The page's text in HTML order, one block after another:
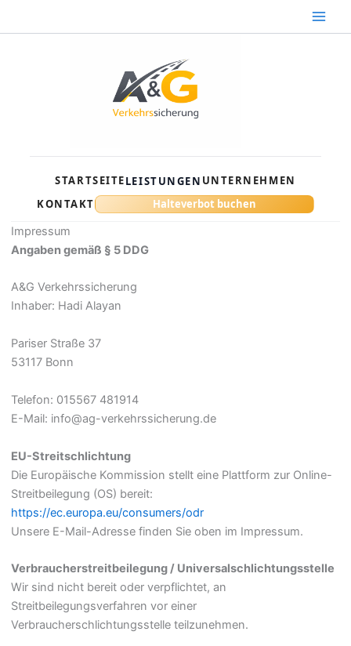
STARTSEITELEISTUNGEN UNTERNEHMEN
KONTAKT
Halteverbot buchen
Impressum
Angaben gemäß § 5 DDG
A&G Verkehrssicherung
Inhaber: Hadi Alayan
Pariser Straße 37
53117 Bonn
Telefon: 015567 481914
E-Mail: info@ag-verkehrssicherung.de
EU-Streitschlichtung
Die Europäische Kommission stellt eine Plattform zur Online-
Streitbeilegung (OS) bereit:
https://ec.europa.eu/consumers/odr
Unsere E-Mail-Adresse finden Sie oben im Impressum.
Verbraucherstreitbeilegung / Universalschlichtungsstelle
Wir sind nicht bereit oder verpflichtet, an
Streitbeilegungsverfahren vor einer
Verbraucherschlichtungsstelle teilzunehmen.